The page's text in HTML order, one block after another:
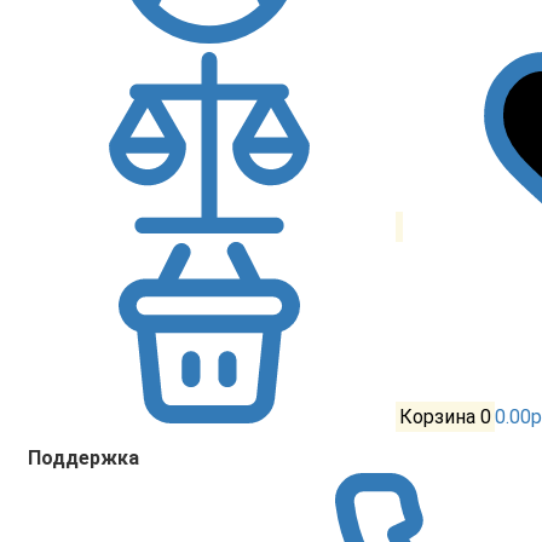
Корзина 0
Поддержка